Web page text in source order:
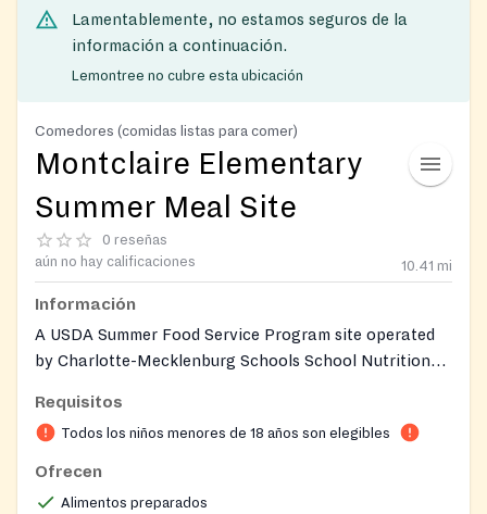
Lamentablemente, no estamos seguros de la
información a continuación.
Lemontree no cubre esta ubicación
Comedores (comidas listas para comer)
Montclaire Elementary
Summer Meal Site
0 reseñas
aún no hay calificaciones
10.41 mi
Información
A USDA Summer Food Service Program site operated
by Charlotte-Mecklenburg Schools School Nutrition
nutritious breakfast and lunch meals are served on-site
to children 18 and younger during summer break. All
guests are asked to check in at the school's front
Requisitos
Todos los niños menores de 18 años son elegibles
Ofrecen
Alimentos preparados